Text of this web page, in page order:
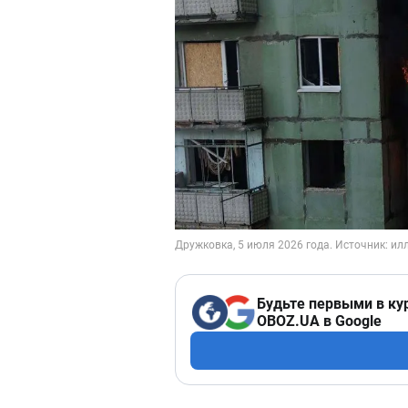
Будьте первыми в
OBOZ.UA в Google